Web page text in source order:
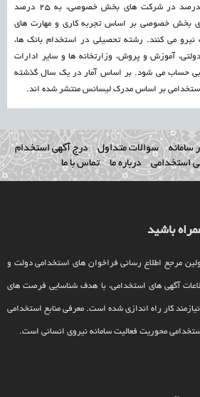
مدرک تحصیلی است که این درصد در شرکت های بخش خصوصی، به 25 درصد
بخش خصوصی بر اساس تجربه کاری و مهارت های
می کنند. رشته تحصیلی در استخدام بانک ها،
آموزش و پروش، وزارتخانه ها و سایر ادارات
حساب می شود. بر اساس آمار در یک سال گذشته
سامانه سوالات متداول
درج آگهی استخدام
استخدامی
درباره ما تماس با ما
باشید
مرجع اطلاع رسانی فراخوان های استخدامی دولت و
آگهی های استخدامی، با هدف شناسایی فرصت های
کار راه اندازی شده است. معرفی منابع استخدامی
محوریت فعالیت سامانه نیروی انسانی است.